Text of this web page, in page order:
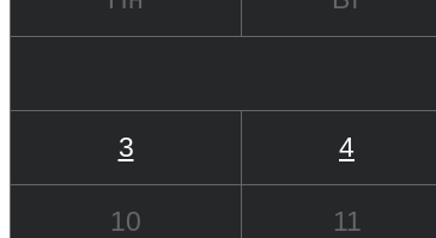
3 4
10 11